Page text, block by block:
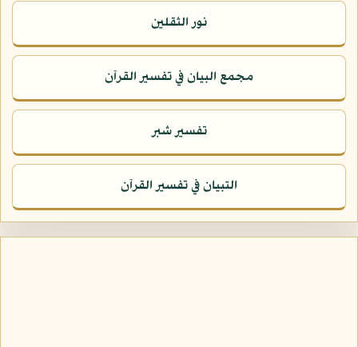
نور الثقلين
مجمع البيان في تفسير القرآن
تفسير شبر
التبيان في تفسير القرآن